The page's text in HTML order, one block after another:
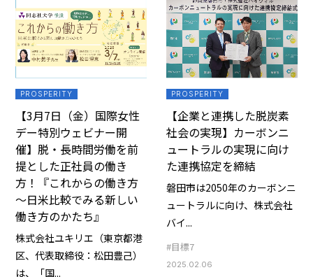
PROSPERITY
【3月7日（金）国際女性
デー特別ウェビナー開
催】脱・長時間労働を前
提とした正社員の働き
方！『これからの働き方
～日米比較でみる新しい
働き方のかたち』
株式会社ユキリエ（東京都港
区、代表取締役：松田豊己）
は、「国...
PROSPERITY
【企業と連携した脱炭素
社会の実現】カーボンニ
ュートラルの実現に向け
た連携協定を締結
磐田市は2050年のカーボンニ
ュートラルに向け、株式会社
バイ...
#目標7
2025.02.06